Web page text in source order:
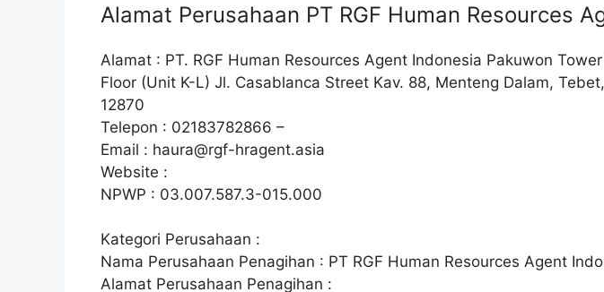
Alamat Perusahaan PT RGF Human Resources
Alamat : PT. RGF Human Resources Agent Indonesia Pakuwon
Floor (Unit K-L) Jl. Casablanca Street Kav. 88, Menteng Dalam,
12870
Telepon : 02183782866 –
Email : haura@rgf-hragent.asia
Website :
NPWP : 03.007.587.3-015.000
Kategori Perusahaan :
Nama Perusahaan Penagihan : PT RGF Human Resources Agent
Alamat Perusahaan Penagihan :